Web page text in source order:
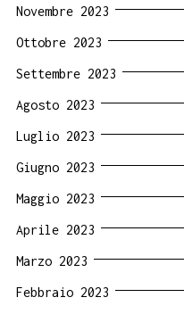
Novembre 2023
Ottobre 2023
Settembre 2023
Agosto 2023
Luglio 2023
Giugno 2023
Maggio 2023
Aprile 2023
Marzo 2023
Febbraio 2023